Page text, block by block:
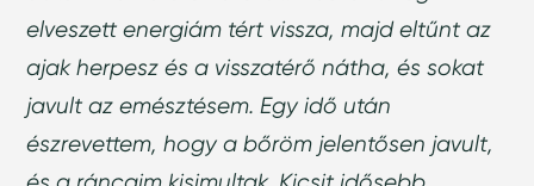
elveszett energiám tért vissza, majd eltűnt az
ajak herpesz és a visszatérő nátha, és sokat
javult az emésztésem. Egy idő után
észrevettem, hogy a bőröm jelentősen javult,